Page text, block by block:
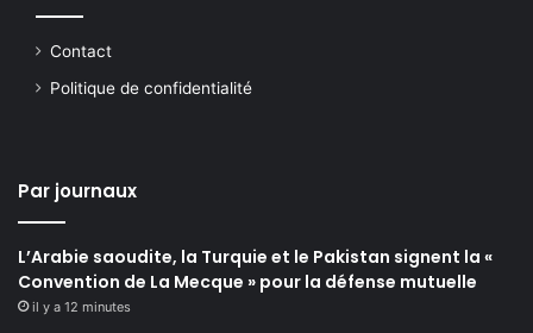
Contact
Politique de confidentialité
Par journaux
L’Arabie saoudite, la Turquie et le Pakistan signent la «
Convention de La Mecque » pour la défense mutuelle
il y a 12 minutes